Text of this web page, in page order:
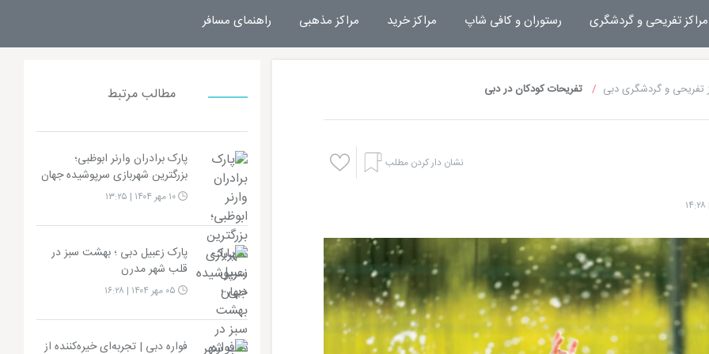
مراکز تفریحی و گردشگری رستوران و کافی شاپ مراکز خرید مراکز مذهبی راهنمای مسافر
تفریحی و گردشگری دبی تفریحات کودکان در دبی
نشان دار کردن مطلب
مطالب مرتبط
پارک برادران وارنر ابوظبی؛
بزرگترین شهربازی سرپوشیده جهان
۱۰ مهر ۱۴۰۴ | ۱۳:۲۵
پارک زعبیل دبی ؛ بهشت سبز در
قلب شهر مدرن
فواره دبی | تجربه‌ای خیره‌کننده از